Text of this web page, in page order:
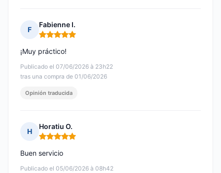
F
Fabienne I.
Nota: 5 de 5
Publicado el 07/06/2026 à 23h22
tras una compra de 01/06/2026
¡Muy práctico!
Opinión traducida
H
Horatiu O.
Nota: 5 de 5
Publicado el 05/06/2026 à 08h42
Buen servicio